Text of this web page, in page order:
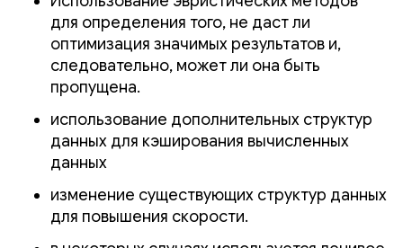
для определения того, не даст ли
оптимизация значимых результатов и,
следовательно, может ли она быть
пропущена.
использование дополнительных структур
данных для кэширования вычисленных
данных
изменение существующих структур данных
для повышения скорости.